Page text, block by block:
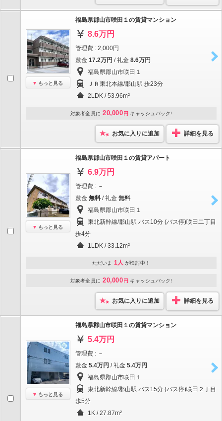
もっと見る
福島県郡山市咲田１の賃貸マンション
8.6万円
管理費 : 2,000円
敷金 17.2万円 / 礼金 8.6万円
福島県郡山市咲田１
ＪＲ東北本線/郡山駅 歩23分
2LDK / 53.96m²
対象者全員に 20,000 円 キャッシュバック!
お気に入りに追加 詳細を見る
もっと見る
福島県郡山市咲田１の賃貸アパート
6.9万円
管理費 : －
敷金 無料 / 礼金 無料
福島県郡山市咲田１
東北新幹線/郡山駅 バス10分 (バス停)咲田二丁目
歩4分
1LDK / 33.12m²
ただいま 1人 が検討中！
対象者全員に 20,000 円 キャッシュバック!
お気に入りに追加 詳細を見る
もっと見る
福島県郡山市咲田１の賃貸マンション
5.4万円
管理費 : －
敷金 5.4万円 / 礼金 5.4万円
福島県郡山市咲田１
東北新幹線/郡山駅 バス15分 (バス停)咲田２丁目
歩5分
1K / 27.87m²